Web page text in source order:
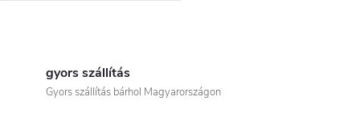
gyors szállítás
Gyors szállítás bárhol Magyarországon